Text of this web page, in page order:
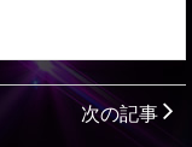
次の記事